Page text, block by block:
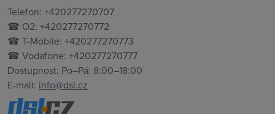
Telefon: +420277270707
☎ O2: +420277270772
☎ T-Mobile: +420277270773
☎ Vodafone: +420277270777
Dostupnost: Po–Pá: 8:00–18:00
E-mail: info@dsl.cz